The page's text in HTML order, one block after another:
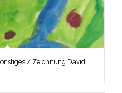
/ Zeichnung David